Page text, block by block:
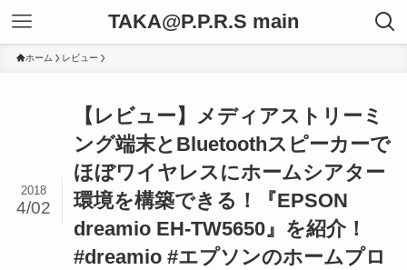
TAKA@P.P.R.S main
ホーム レビュー
【レビュー】メディアストリーミ
ング端末とBluetoothスピーカーで
ほぼワイヤレスにホームシアター
環境を構築できる！『EPSON
dreamio EH-TW5650』を紹介！
#dreamio #エプソンのホームプロ
2018
4/02